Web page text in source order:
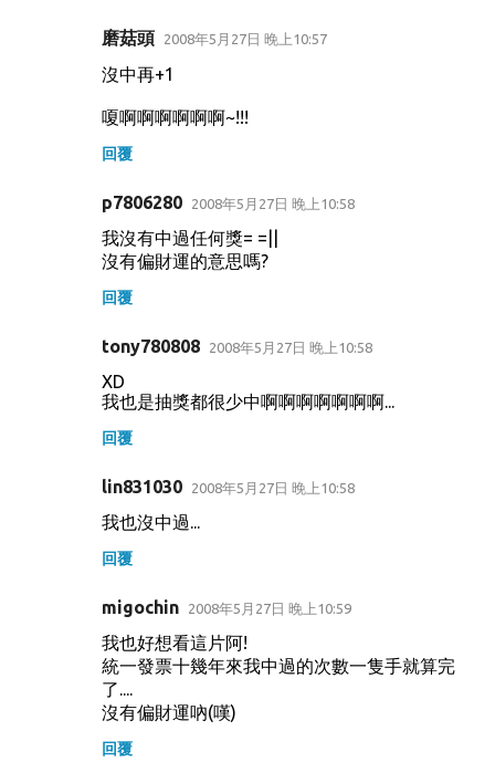
磨菇頭 2008年5月27日 晚上10:57
沒中再+1
嗄啊啊啊啊啊啊~!!!
回覆
p7806280 2008年5月27日 晚上10:58
我沒有中過任何獎= =||
沒有偏財運的意思嗎?
回覆
tony780808 2008年5月27日 晚上10:58
XD
我也是抽獎都很少中啊啊啊啊啊啊啊...
回覆
lin831030 2008年5月27日 晚上10:58
我也沒中過...
回覆
migochin 2008年5月27日 晚上10:59
我也好想看這片阿!
統一發票十幾年來我中過的次數一隻手就算完
了....
沒有偏財運吶(嘆)
回覆